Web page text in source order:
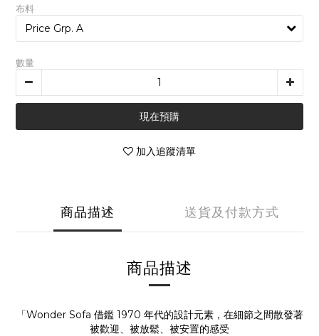
布料
數量
現在預購
加入追蹤清單
商品描述 送貨及付款方式
商品描述
「Wonder Sofa 借鑑 1970 年代的設計元素，在細節之間散發著
被歡迎、被放鬆、被安置的感受